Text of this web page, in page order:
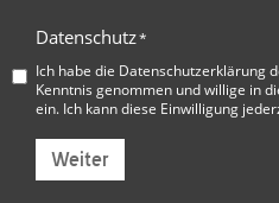
Datenschutz*
Ich habe die Datenschutzerklärung
Kenntnis genommen und willige in
ein. Ich kann diese Einwilligung
Weiter